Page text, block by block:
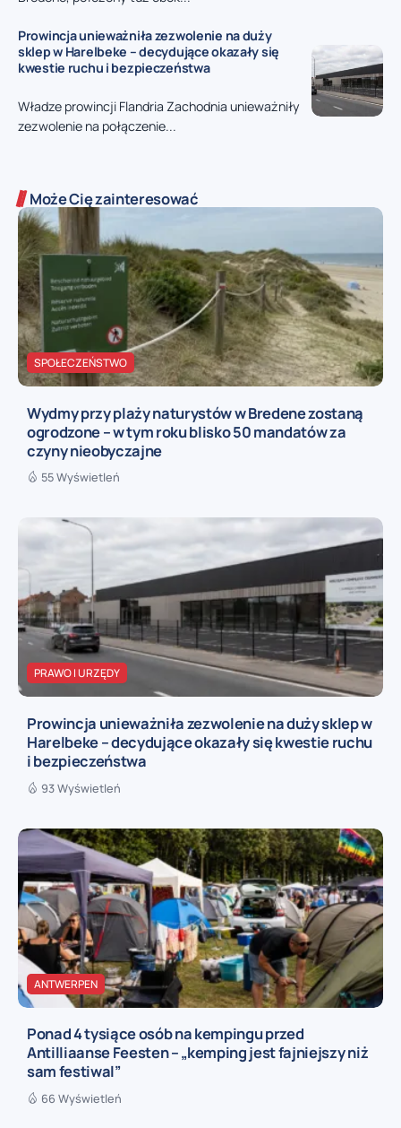
Prowincja unieważniła zezwolenie na duży
sklep w Harelbeke – decydujące okazały się
kwestie ruchu i bezpieczeństwa
Władze prowincji Flandria Zachodnia unieważniły
zezwolenie na połączenie...
Może Cię zainteresować
SPOŁECZEŃSTWO
Wydmy przy plaży naturystów w Bredene zostaną
ogrodzone – w tym roku blisko 50 mandatów za
czyny nieobyczajne
55 Wyświetleń
PRAWO I URZĘDY
Prowincja unieważniła zezwolenie na duży sklep w
Harelbeke – decydujące okazały się kwestie ruchu
i bezpieczeństwa
93 Wyświetleń
ANTWERPEN
Ponad 4 tysiące osób na kempingu przed
Antilliaanse Feesten – „kemping jest fajniejszy niż
sam festiwal”
66 Wyświetleń